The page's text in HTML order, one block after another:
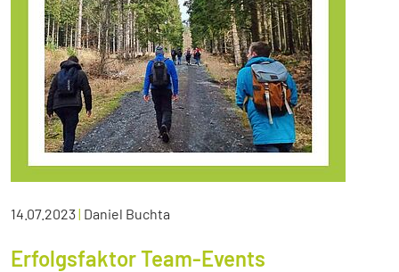
14.07.2023| Daniel Buchta
Erfolgsfaktor Team-Events